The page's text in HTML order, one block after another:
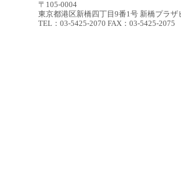
〒105-0004
東京都港区新橋四丁目9番1号 新橋プラ
TEL：03-5425-2070 FAX：03-5425-2075